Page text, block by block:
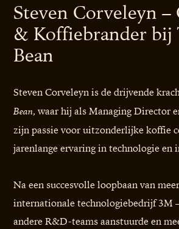
Steven Corveleyn
& Koffiebrander bij
Bean
Steven Corveleyn is de drijvende
Bean, waar hij als Managing Director
zijn passie voor uitzonderlijke koffie
jarenlange ervaring in technologie en
Na een succesvolle loopbaan van
internationale technologiebedrijf 3M
andere R&D-teams aanstuurde en